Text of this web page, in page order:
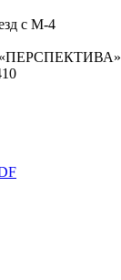
с М-4
«ПЕРСПЕКТИВА»